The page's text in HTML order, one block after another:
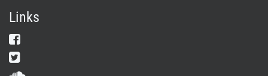
Links